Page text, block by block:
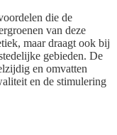
die de
van deze
maar draagt ook bij
gebieden. De
en omvatten
en de stimulering